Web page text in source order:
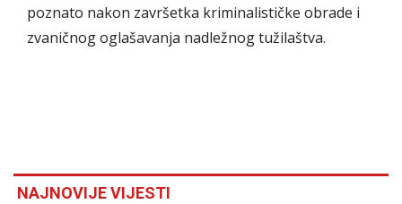
poznato nakon završetka kriminalističke obrade i
zvaničnog oglašavanja nadležnog tužilaštva.
NAJNOVIJE VIJESTI